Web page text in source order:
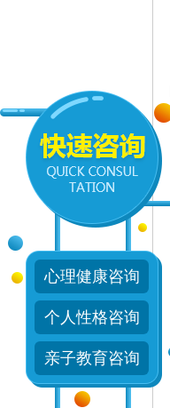
心理健康咨询
个人性格咨询
亲子教育咨询